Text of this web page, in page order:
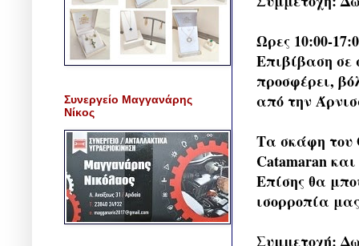
Ωρες 10:00-
Επιβίβαση σε
προσφέρει,
από την
Τα σκάφη του
Catamaran
Επίσης θα
ισορροπία
Συμμετοχή:
Συνεργείο Μαγγανάρης
Νίκος